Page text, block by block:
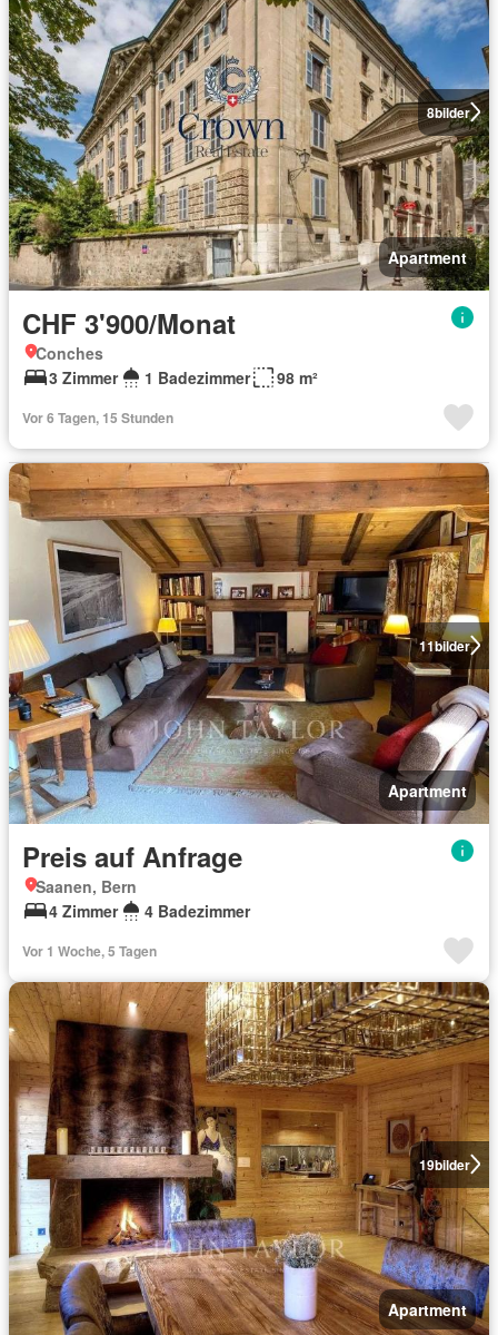
8bilder
Apartment
CHF 3'900/Monat
Conches
3 Zimmer
1 Badezimmer 98 m²
Vor 6 Tagen, 15 Stunden
11bilder
Apartment
Preis auf Anfrage
Saanen, Bern
4 Zimmer
4 Badezimmer
Vor 1 Woche, 5 Tagen
19bilder
Apartment